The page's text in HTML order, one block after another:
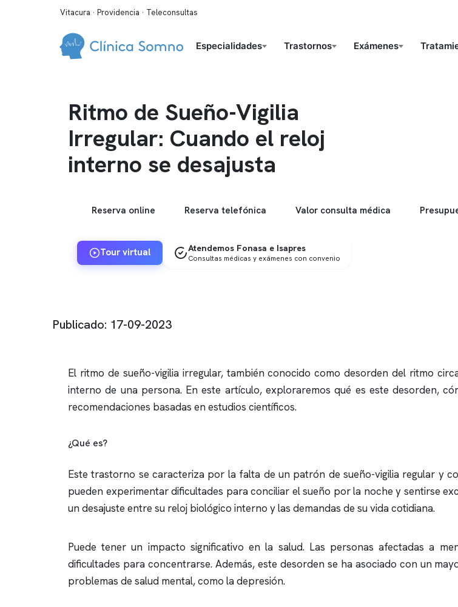
Vitacura · Providencia · Teleconsultas
Especialidades Trastornos Exámenes
Ritmo de Sueño-Vigilia
Irregular: Cuando el reloj
interno se desajusta
Reserva online Reserva telefónica Valor consulta médica
Tour virtual Atendemos Fonasa e Isapres
Consultas médicas y exámenes con convenio
Publicado: 17-09-2023
El ritmo de sueño-vigilia irregular, también conocido como desorden del ritmo
interno de una persona. En este artículo, exploraremos qué es este desorden,
recomendaciones basadas en estudios científicos.
¿Qué es?
Este trastorno se caracteriza por la falta de un patrón de sueño-vigilia regular y
pueden experimentar dificultades para conciliar el sueño por la noche y sentirse
un desajuste entre su reloj biológico interno y las demandas de su vida cotidiana.
Puede tener un impacto significativo en la salud. Las personas afectadas a
dificultades para concentrarse. Además, este desorden se ha asociado con un
problemas de salud mental, como la depresión.